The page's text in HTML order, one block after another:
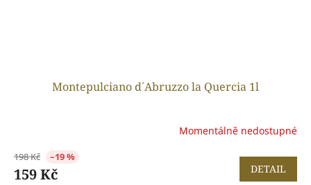
Montepulciano d´Abruzzo la Quercia 1l
Momentálně nedostupné
198 Kč –19 %
159 Kč DETAIL